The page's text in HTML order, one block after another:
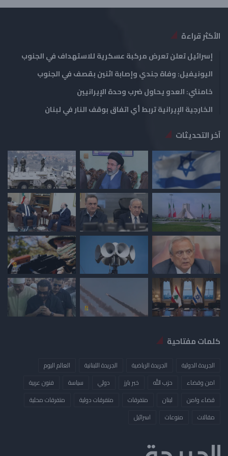
ة
ة
الأكثر قراءة
إسرائيل تعلن تعرض مركبة عسكرية للاستهداف في الجنوب
اليونيفيل: وفاة جندي وإصابة اثنين بقصف في الجنوب
خامنئي: العدو يحاول ضرب وحدة الإيرانيين
الخارجية الإيرانية تربط أي اتفاق بوقف النار في لبنان
آخر التحديثات
كلمات مفتاحية
الجريدة الدولية الجريدة الرياضية الجريدة اللبنانية
العالم اليوم
امن وقضاء
حزب الله خبر بارز دولي سياسة
فنون عربية
قضاء وامن
لبنان متفرقات متفرقات دولية
متفرقات محلية
مقالات
منوعات ​اسرائيل